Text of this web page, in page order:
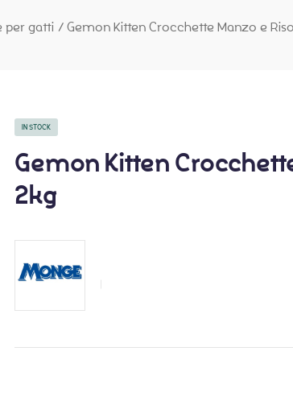
per gatti / Gemon Kitten Crocchette Manzo e
IN STOCK
Gemon Kitten
2kg